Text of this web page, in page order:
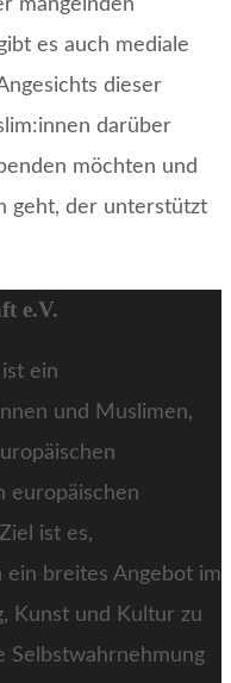
mangelnden
es auch mediale
dieser
darüber
möchten und
geht, der unterstützt
e.V.
ein
und Muslimen,
europäischen
ist es,
ein breites Angebot im
Kunst und Kultur zu
Selbstwahrnehmung